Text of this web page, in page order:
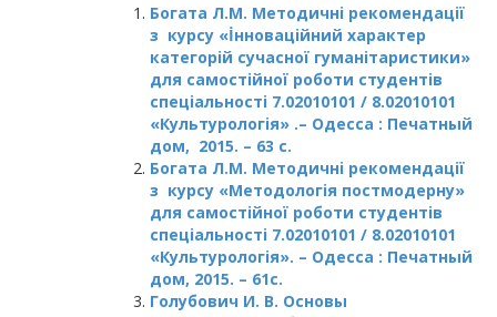
Богата Л.М. Методичнi рекомендацiï
з курсу «İнновацiйний характер
категорiй сучасноï гуманiтаристики»
для самостiйноï роботи студентiв
спецiальностi 7.02010101 / 8.02010101
«Культурологiя» .– Одесса : Печатный
дом, 2015. – 63 с.
Богата Л.М. Методичнi рекомендацiï
з курсу «Методологiя постмодерну»
для самостiйноï роботи студентiв
спецiальностi 7.02010101 / 8.02010101
«Культурологiя». – Одесса : Печатный
дом, 2015. – 61с.
Голубович И. В. Основы